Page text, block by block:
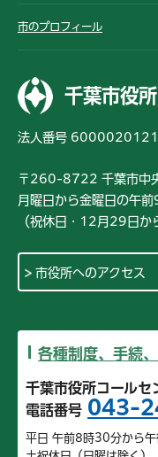
市のプロフィール
千葉市役所
法人番号
〒260-8722 千葉市中
月曜日から金曜日の午
（祝休日・12月29日か
市役所へのアクセス
各種制度、手続
千葉市役所コールセ
電話番号 043-
平日 午前8時30分から